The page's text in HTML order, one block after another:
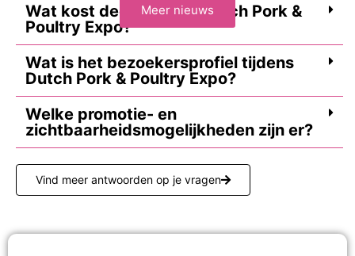
Meer nieuws
Wat kost deelname bij Dutch Pork &
Poultry Expo?
Wat is het bezoekersprofiel tijdens
Dutch Pork & Poultry Expo?
Welke promotie- en
zichtbaarheidsmogelijkheden zijn er?
Vind meer antwoorden op je vragen